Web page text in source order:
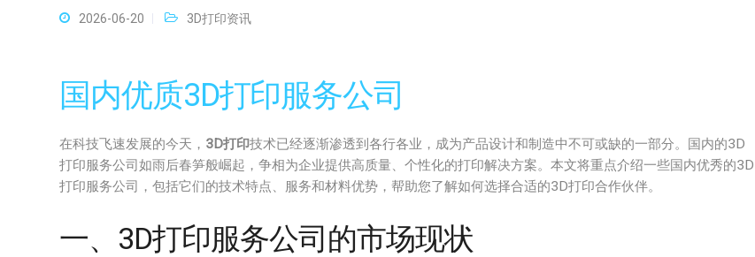
2026-06-20 3D打印资讯
国内优质3D打印服务公司
在科技飞速发展的今天， 3D打印技术已经逐渐渗透到各行各业，成为产品设计和制造中不可或缺的一部分。国内的3D
打印服务公司如雨后春笋般崛起，争相为企业提供高质量、个性化的打印解决方案。本文将重点介绍一些国内优秀的3D
打印服务公司，包括它们的技术特点、服务和材料优势，帮助您了解如何选择合适的3D打印合作伙伴。
一、3D打印服务公司的市场现状